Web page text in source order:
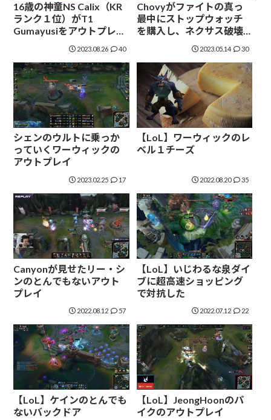
16歳の神童NS Calix（KR
ランク１位）がT1
Gumayusiをアウトプレイ
2023.08.26 40
Chovyがファイトの真っ
最中にストップウォッチ
を購入し、ネクサス破壊
を防いで逆転勝利した
2023.05.14 30
シェンのウルトに乗っか
っていくワーウィックの
アウトプレイ
2023.02.25 17
【LoL】ワーウィックのレ
ベル１チーズ
2022.08.20 35
Canyonが見せたリー・シ
ンのとんでもないアウト
プレイ
2022.08.12 57
【LoL】いじわるな泉ダイ
ブに超高速ショッピング
で対抗した
2022.07.12 22
【LoL】ケインのとんでも
ないバックドア
【LoL】JeongHoonのパ
イクのアウトプレイ